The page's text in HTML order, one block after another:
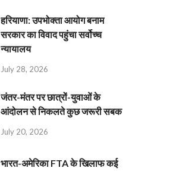
हरियाणा: उपभोक्ता आयोग बनाम
सरकार का विवाद पहुंचा सर्वोच्च
न्यायालय
July 28, 2026
जंतर-मंतर पर छात्रों-युवाओं के
आंदोलन से निकलते कुछ जरूरी सबक
July 20, 2026
भारत-अमेरिका FTA के खिलाफ कई